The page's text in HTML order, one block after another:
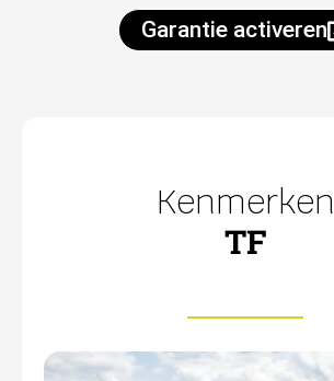
Garantie activeren
Kenmerken
TF